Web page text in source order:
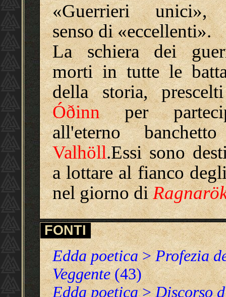
«Guerrieri unici»,
senso di «eccellenti».
La schiera dei
morti in tutte le
della storia,
Óðinnper
all'eterno
Valhöll.Essi sono
a lottare al fianco
nel giorno di
FONTI
Edda poetica>Profezia
Veggente(43)
Edda poetica>Discorso